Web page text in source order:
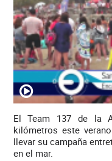
El Team 137 de la
kilómetros este
llevar su campaña
en el mar.